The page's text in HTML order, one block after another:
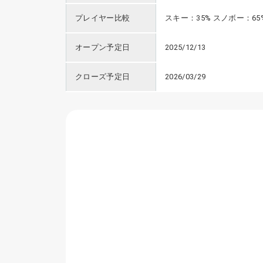
プレイヤー比較 スキー：35% スノボー：
オープン予定日 2025/12/13
クローズ予定日 2026/03/29